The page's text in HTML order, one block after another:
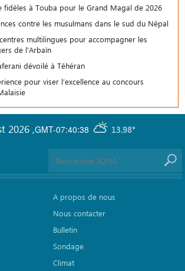
fidèles à Touba pour le Grand Magal de 2026
contre les musulmans dans le sud du Népal
multilingues pour accompagner les
de l'Arbaïn
dévoilé à Téhéran
pour viser l’excellence au concours
GMT-07:40:38 13.98°
2026 ,
A propos de nous
Nous contacter
Bulletin
Sondage
Climat